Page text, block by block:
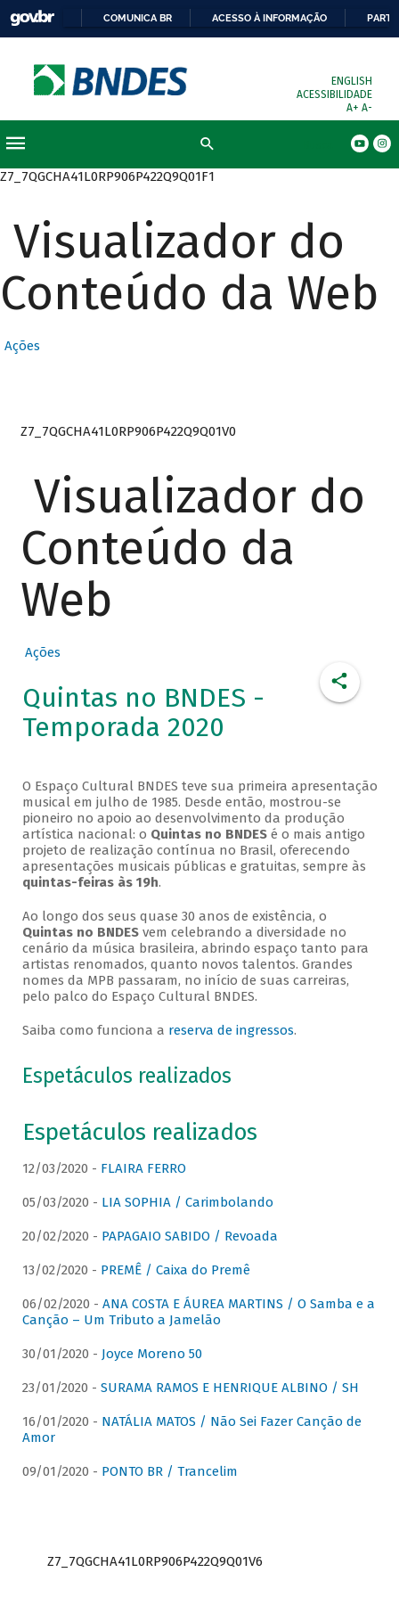
COMUNICA BR ACESSO À INFORMAÇÃO
ENGLISH
ACESSIBILIDADE
A+ A-
Z7_7QGCHA41L0RP906P422Q9Q01F1
Visualizador do
Conteúdo da Web
Ações
Z7_7QGCHA41L0RP906P422Q9Q01V0
Visualizador do
Conteúdo da
Web
Ações
Quintas no BNDES -
Temporada 2020
O Espaço Cultural BNDES teve sua primeira apresentação
musical em julho de 1985. Desde então, mostrou-se
pioneiro no apoio ao desenvolvimento da produção
artística nacional: o Quintas no BNDESé o mais antigo
projeto de realização contínua no Brasil, oferecendo
apresentações musicais públicas e gratuitas, sempre às
quintas-feiras às 19h.
Ao longo dos seus quase 30 anos de existência, o
Quintas no BNDESvem celebrando a diversidade no
cenário da música brasileira, abrindo espaço tanto para
artistas renomados, quanto novos talentos. Grandes
nomes da MPB passaram, no início de suas carreiras,
pelo palco do Espaço Cultural BNDES.
Saiba como funciona a reserva de ingressos.
Espetáculos realizados
Espetáculos realizados
12/03/2020 - FLAIRA FERRO
05/03/2020 - LIA SOPHIA / Carimbolando
20/02/2020 - PAPAGAIO SABIDO / Revoada
13/02/2020 - PREMÊ / Caixa do Premê
06/02/2020 - ANA COSTA E ÁUREA MARTINS / O Samba e a
Canção – Um Tributo a Jamelão
30/01/2020 - Joyce Moreno 50
23/01/2020 - SURAMA RAMOS E HENRIQUE ALBINO / SH
16/01/2020 - NATÁLIA MATOS / Não Sei Fazer Canção de
Amor
09/01/2020 - PONTO BR / Trancelim
Z7_7QGCHA41L0RP906P422Q9Q01V6